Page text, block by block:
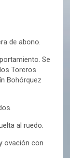
de abono.
Se
Toreros
Bohórquez
al ruedo.
ovación con